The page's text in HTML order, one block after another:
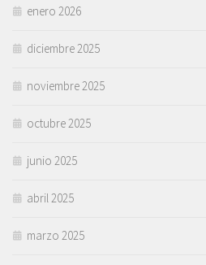
enero 2026
diciembre 2025
noviembre 2025
octubre 2025
junio 2025
abril 2025
marzo 2025